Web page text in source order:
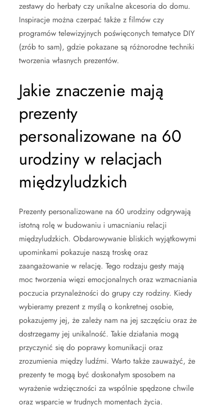
zestawy do herbaty czy unikalne akcesoria do domu.
Inspiracje można czerpać także z filmów czy
programów telewizyjnych poświęconych tematyce DIY
(zrób to sam), gdzie pokazane są różnorodne techniki
tworzenia własnych prezentów.
Jakie znaczenie mają
prezenty
personalizowane na 60
urodziny w relacjach
międzyludzkich
Prezenty personalizowane na 60 urodziny odgrywają
istotną rolę w budowaniu i umacnianiu relacji
międzyludzkich. Obdarowywanie bliskich wyjątkowymi
upominkami pokazuje naszą troskę oraz
zaangażowanie w relację. Tego rodzaju gesty mają
moc tworzenia więzi emocjonalnych oraz wzmacniania
poczucia przynależności do grupy czy rodziny. Kiedy
wybieramy prezent z myślą o konkretnej osobie,
pokazujemy jej, że zależy nam na jej szczęściu oraz że
dostrzegamy jej unikalność. Takie działania mogą
przyczynić się do poprawy komunikacji oraz
zrozumienia między ludźmi. Warto także zauważyć, że
prezenty te mogą być doskonałym sposobem na
wyrażenie wdzięczności za wspólnie spędzone chwile
oraz wsparcie w trudnych momentach życia.